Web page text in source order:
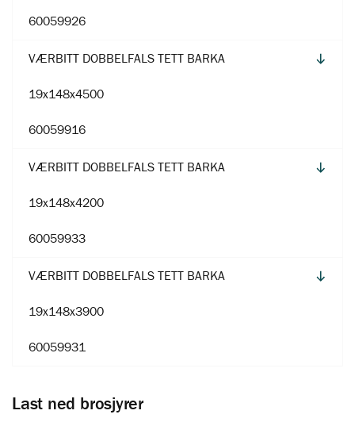
60059926
VÆRBITT DOBBELFALS TETT BARKA
19x148x4500
60059916
VÆRBITT DOBBELFALS TETT BARKA
19x148x4200
60059933
VÆRBITT DOBBELFALS TETT BARKA
19x148x3900
60059931
Last ned brosjyrer